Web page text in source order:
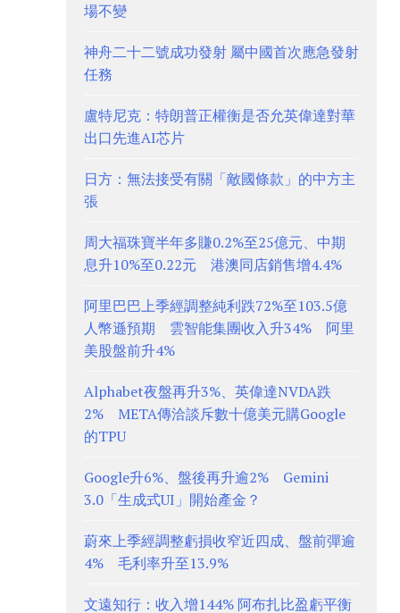
場不變
神舟二十二號成功發射 屬中國首次應急發射
任務
盧特尼克：特朗普正權衡是否允英偉達對華
出口先進AI芯片
日方：無法接受有關「敵國條款」的中方主
張
周大福珠寶半年多賺0.2%至25億元、中期
息升10%至0.22元 港澳同店銷售增4.4%
阿里巴巴上季經調整純利跌72%至103.5億
人幣遜預期 雲智能集團收入升34% 阿里
美股盤前升4%
Alphabet夜盤再升3%、英偉達NVDA跌
2% META傳洽談斥數十億美元購Google
的TPU
Google升6%、盤後再升逾2% Gemini
3.0「生成式UI」開始產金？
蔚來上季經調整虧損收窄近四成、盤前彈逾
4% 毛利率升至13.9%
文遠知行：收入增144% 阿布扎比盈虧平衡